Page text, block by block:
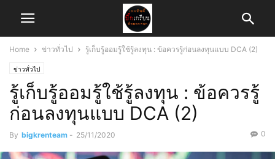
Home ข่าวทั่วไป รู้เก็บรู้ออมรู้ใช้รู้ลงทุน : ข้อควรรู้ก่อนลงทุนแบบ DCA (2)
ข่าวทั่วไป
รู้เก็บรู้ออมรู้ใช้รู้ลงทุน : ข้อควรรู้
ก่อนลงทุนแบบ DCA (2)
By bigkrenteam - 25/11/2020 0